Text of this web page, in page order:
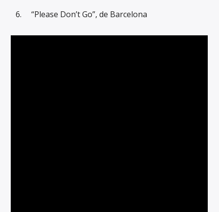
“Please Don’t Go”, de Barcelona